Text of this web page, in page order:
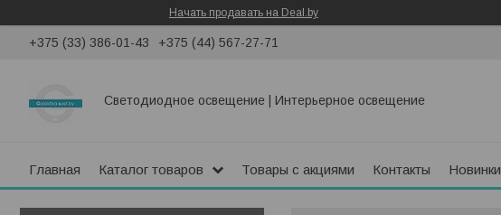
Начать продавать на Deal.by
+375 (33) 386-01-43 +375 (44) 567-27-71
Светодиодное освещение | Интерьерное освещение
Главная Каталог товаров Товары с акциями Контакты Новинки